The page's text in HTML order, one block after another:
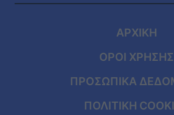
ΑΡΧΙΚΗ
ΟΡΟΙ ΧΡΗΣΗΣ
ΠΡΟΣΩΠΙΚΑ
ΠΟΛΙΤΙΚΗ